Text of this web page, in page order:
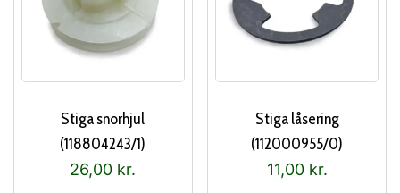
Stiga snorhjul
(118804243/1)
26,00 kr.
Stiga låsering
(112000955/0)
11,00 kr.